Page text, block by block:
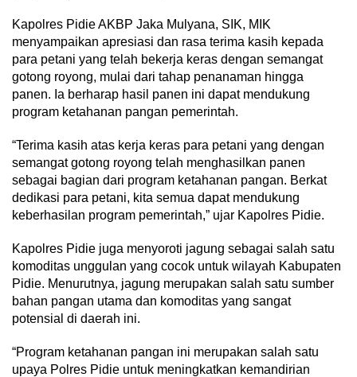
Kapolres Pidie AKBP Jaka Mulyana, SIK, MIK
menyampaikan apresiasi dan rasa terima kasih kepada
para petani yang telah bekerja keras dengan semangat
gotong royong, mulai dari tahap penanaman hingga
panen. Ia berharap hasil panen ini dapat mendukung
program ketahanan pangan pemerintah.
“Terima kasih atas kerja keras para petani yang dengan
semangat gotong royong telah menghasilkan panen
sebagai bagian dari program ketahanan pangan. Berkat
dedikasi para petani, kita semua dapat mendukung
keberhasilan program pemerintah,” ujar Kapolres Pidie.
Kapolres Pidie juga menyoroti jagung sebagai salah satu
komoditas unggulan yang cocok untuk wilayah Kabupaten
Pidie. Menurutnya, jagung merupakan salah satu sumber
bahan pangan utama dan komoditas yang sangat
potensial di daerah ini.
“Program ketahanan pangan ini merupakan salah satu
upaya Polres Pidie untuk meningkatkan kemandirian